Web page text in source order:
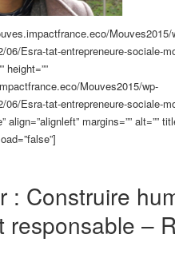
Mouves2015/
06/Esra-tat-entrepreneure-sociale-
height=””
Mouves2015/wp-
06/Esra-tat-entrepreneure-sociale-
align=”alignleft” margins=”” alt=””
: Construire
responsable –